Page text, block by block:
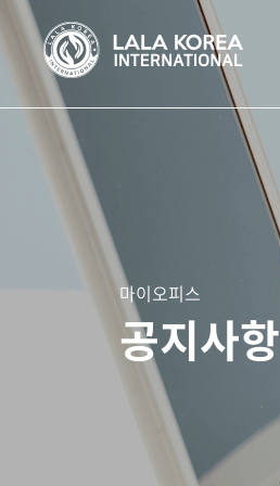
마이오피스
공지사항